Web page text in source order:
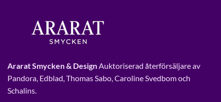
Ararat Smycken & DesignAuktoriserad återförsäljare av
Pandora, Edblad, Thomas Sabo, Caroline Svedbom och
Schalins.